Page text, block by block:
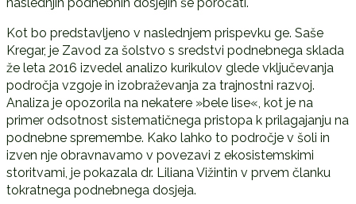
Kot bo predstavljeno v naslednjem prispevku ge. Saše
Kregar, je Zavod za šolstvo s sredstvi podnebnega sklada
že leta 2016 izvedel analizo kurikulov glede vključevanja
področja vzgoje in izobraževanja za trajnostni razvoj.
Analiza je opozorila na nekatere »bele lise«, kot je na
primer odsotnost sistematičnega pristopa k prilagajanju na
podnebne spremembe. Kako lahko to področje v šoli in
izven nje obravnavamo v povezavi z ekosistemskimi
storitvami, je pokazala dr. Liliana Vižintin v prvem članku
tokratnega podnebnega dosjeja.